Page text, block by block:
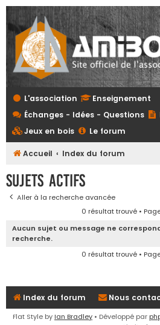
L'association
Enseignement
Échanges - Idées - Questions
Jeux en bois
Le forum
Accueil Index du forum
Sujets actifs
Aller à la recherche avancée
0 résultat trouvé •
Aucun sujet ou message ne
recherche.
0 résultat trouvé •
Index du forum Nous
Flat Style by Ian Bradley • Développé par